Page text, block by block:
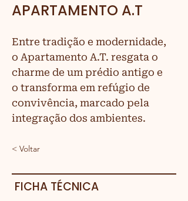
APARTAMENTO A.T
Entre tradição e modernidade,
o Apartamento A.T. resgata o
charme de um prédio antigo e
o transforma em refúgio de
convivência, marcado pela
integração dos ambientes.
< Voltar
FICHA TÉCNICA